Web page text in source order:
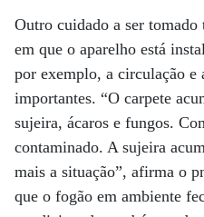
Outro cuidado a ser
em que o aparelho está
por exemplo, a circulação e
importantes. “O carpete
sujeira, ácaros e fungos.
contaminado. A sujeira
mais a situação”, afirma o
que o fogão em ambiente